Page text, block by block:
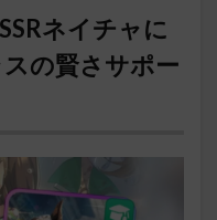
ネイチャに
の賢さサポー